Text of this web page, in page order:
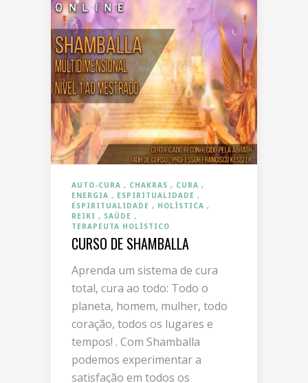
AUTO-CURA CHAKRAS
CURA
ENERGIA
ESPIRITUALIDADE
ESPIRITUALIDADE
HOLÍSTICA
REIKI
SAÚDE
TERAPEUTA HOLÍSTICO
CURSO DE SHAMBALLA
Aprenda um sistema de cura
total, cura ao todo: Todo o
planeta, homem, mulher, todo
coração, todos os lugares e
tempos! . Com Shamballa
podemos experimentar a
satisfação em todos os